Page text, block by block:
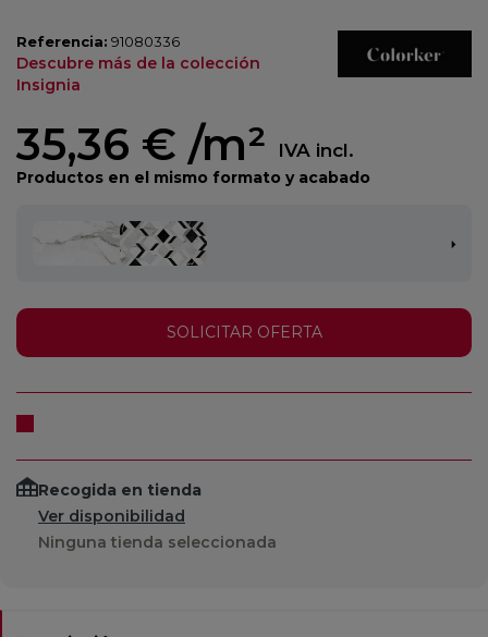
Referencia: 91080336
Descubre más de la colección
Insignia
35,36 € /m² IVA incl.
Productos en el mismo formato y acabado
SOLICITAR OFERTA
Recogida en tienda
Ver disponibilidad
Ninguna tienda seleccionada